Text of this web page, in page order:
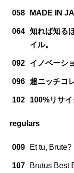
058 MADE IN
064 知れば知る
イル。
092 イノベーシ
096 超ニッチコ
102 100%リサイ
regulars
009 Et tu,
107 Brutus Best